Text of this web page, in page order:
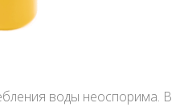
воды неоспорима. В